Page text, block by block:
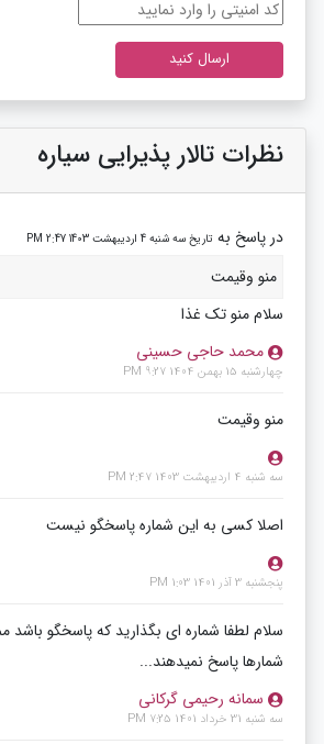
نظرات تالار پذیرایی سیاره
در پاسخ به تاریخ سه شنبه 4 اردیبهشت 1403 2:47 PM
منو وقیمت
سلام منو تک غذا
محمد حاجی حسینی
چهارشنبه 15 بهمن 1404 9:27 PM
منو وقیمت
سه شنبه 4 اردیبهشت 1403 2:47 PM
اصلا کسی به این شماره پاسخگو نیست
پنجشنبه 3 آذر 1401 1:03 PM
سلام لطفا شماره ای بگذارید که پاسخگو باشد
شمارها پاسخ نمیدهند...
سمانه رحیمی گرکانی
سه شنبه 31 خرداد 1401 7:25 PM